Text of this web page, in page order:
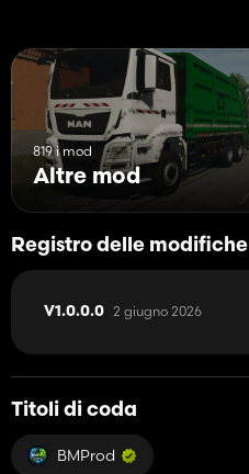
819 i mod
Altre mod
Registro delle modifiche
V1.0.0.0 2 giugno 2026
Titoli di coda
BMProd